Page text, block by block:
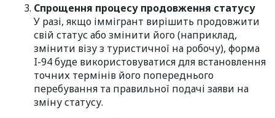
Спрощення процесу продовження статусу
У разі, якщо іммігрант вирішить продовжити
свій статус або змінити його (наприклад,
змінити візу з туристичної на робочу), форма
I-94 буде використовуватися для встановлення
точних термінів його попереднього
перебування та правильної подачі заяви на
зміну статусу.